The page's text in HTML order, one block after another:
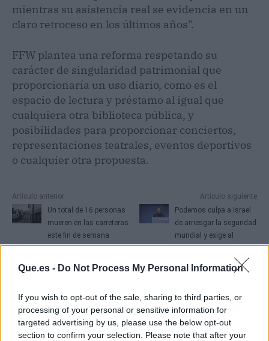
Que.es - Do Not Process My Personal Information
If you wish to opt-out of the sale, sharing to third parties, or
processing of your personal or sensitive information for
targeted advertising by us, please use the below opt-out
section to confirm your selection. Please note that after your
mientras su asistencia real se evidencia en un
claro retroceso en los últimos años".
FFW plantea una reforma respetando su
carácter de singularidad patrimonial que
proporcionaría un uso diario, como es el
espacio de lectura y préstamo al igual que
cualquiera otra biblioteca pública, y
posibilidades para proporcionar conciertos,
representaciones teatrales, eventos deportivos
o cualquier otra propuesta.
Artículo anterior
Un total de 16 personas
mueren en las carreteras
este fin de semana
Artículo siguiente
Podemos culpa a Israel
de arriesgar la seguridad
mundial y exige al
Gobierno expulsar a su
embajadora en España